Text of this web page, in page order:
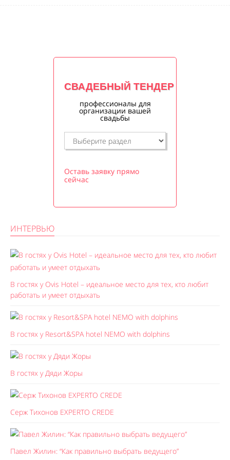
СВАДЕБНЫЙ ТЕНДЕР
профессионалы для
организации вашей
свадьбы
Оставь заявку прямо
сейчас
ИНТЕРВЬЮ
В гостях у Ovis Hotel – идеальное место для тех, кто любит
работать и умеет отдыхать
В гостях у Resort&SPA hotel NEMO with dolphins
В гостях у Дяди Жоры
Серж Тихонов EXPERTO CREDE
Павел Жилин: “Как правильно выбрать ведущего”